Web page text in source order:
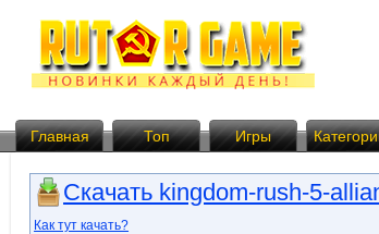
Главная Топ Игры
Скачать kingdom-rush-5-
Как тут качать?